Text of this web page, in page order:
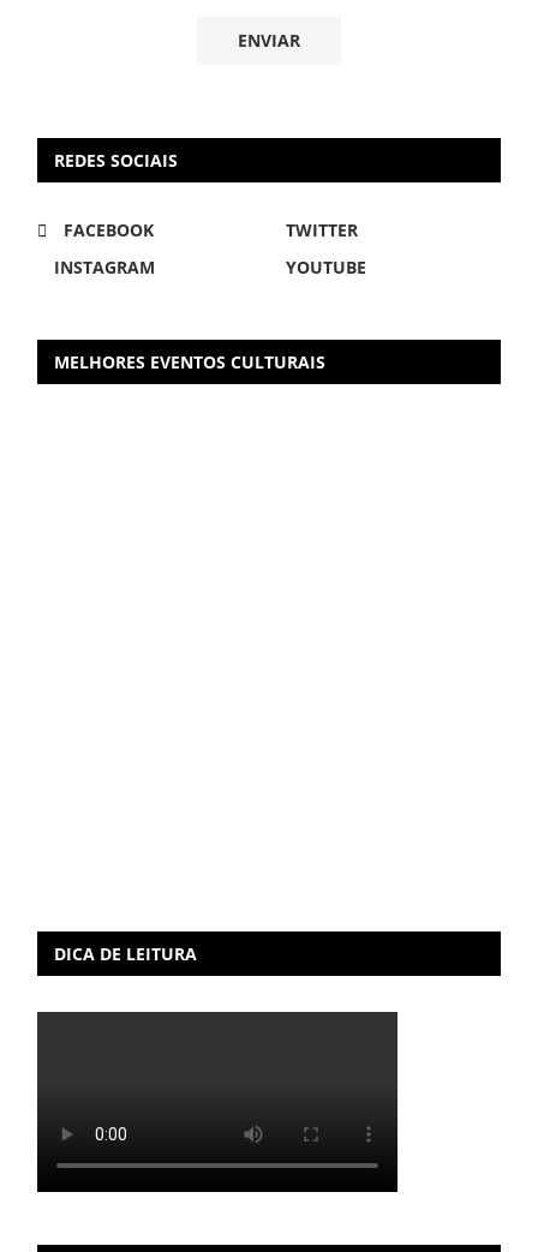
REDES SOCIAIS
FACEBOOK
TWITTER
INSTAGRAM
YOUTUBE
MELHORES EVENTOS CULTURAIS
DICA DE LEITURA